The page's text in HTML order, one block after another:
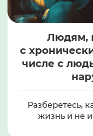
Людям,
с
числе с
Разберетесь,
жизнь и не